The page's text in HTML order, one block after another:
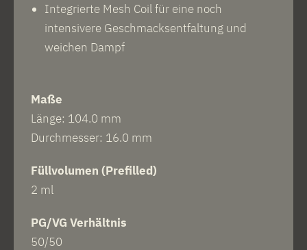
Integrierte Mesh Coil für eine noch
intensivere Geschmacksentfaltung und
weichen Dampf
Maße
Länge: 104.0 mm
Durchmesser: 16.0 mm
Füllvolumen (Prefilled)
2 ml
PG/VG Verhältnis
50/50